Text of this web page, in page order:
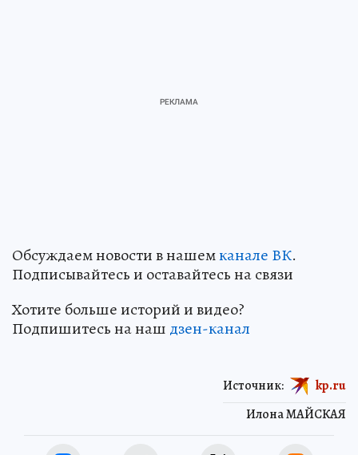
Обсуждаем новости в нашемканале ВК.
Подписывайтесь и оставайтесь на связи
Хотите больше историй и видео?
Подпишитесь на наш дзен-канал
Илона МАЙСКАЯ
Источник: kp.ru